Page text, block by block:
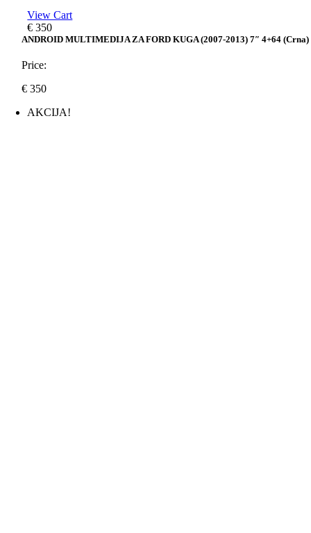
View Cart
€ 350
ANDROID MULTIMEDIJA ZA FORD KUGA (2007-2013) 7″ 4+64 (crna)
Price:
€ 350
AKCIJA!